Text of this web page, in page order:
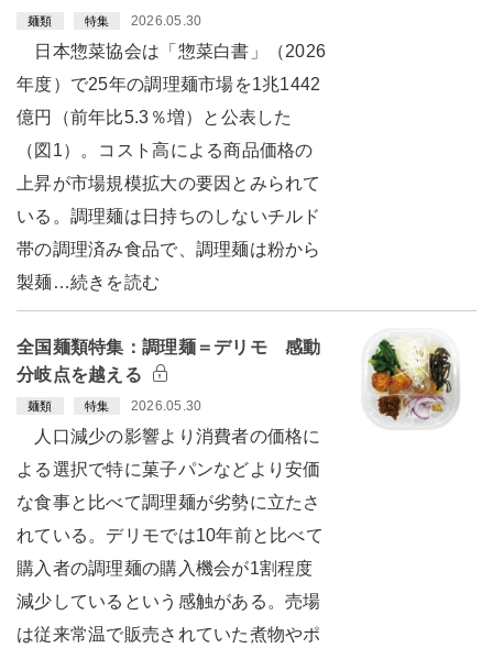
麺類 特集 2026.05.30
日本惣菜協会は「惣菜白書」（2026
年度）で25年の調理麺市場を1兆1442
億円（前年比5.3％増）と公表した
（図1）。コスト高による商品価格の
上昇が市場規模拡大の要因とみられて
いる。調理麺は日持ちのしないチルド
帯の調理済み食品で、調理麺は粉から
製麺…続きを読む
全国麺類特集：調理麺＝デリモ 感動
分岐点を越える
麺類 特集 2026.05.30
人口減少の影響より消費者の価格に
よる選択で特に菓子パンなどより安価
な食事と比べて調理麺が劣勢に立たさ
れている。デリモでは10年前と比べて
購入者の調理麺の購入機会が1割程度
減少しているという感触がある。売場
は従来常温で販売されていた煮物やポ